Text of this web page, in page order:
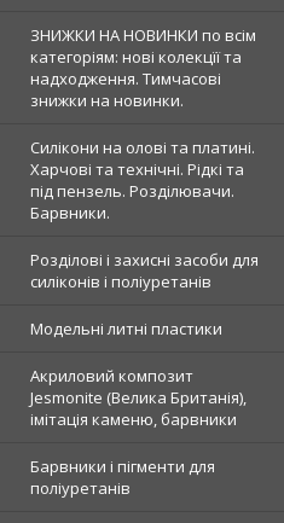
ЗНИЖКИ НА НОВИНКИ по всім
категоріям: нові колекцїї та
надходження. Тимчасові
знижки на новинки.
Силікони на олові та платині.
Харчові та технічні. Рідкі та
під пензель. Розділювачи.
Барвники.
Розділові і захисні засоби для
силіконів і поліуретанів
Модельні литні пластики
Акриловий композит
Jesmonite (Велика Британія),
імітація каменю, барвники
Барвники і пігменти для
поліуретанів